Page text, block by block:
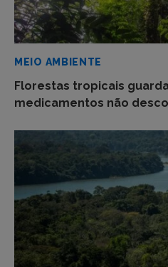
MEIO AMBIENTE
Florestas tropicais
medicamentos não